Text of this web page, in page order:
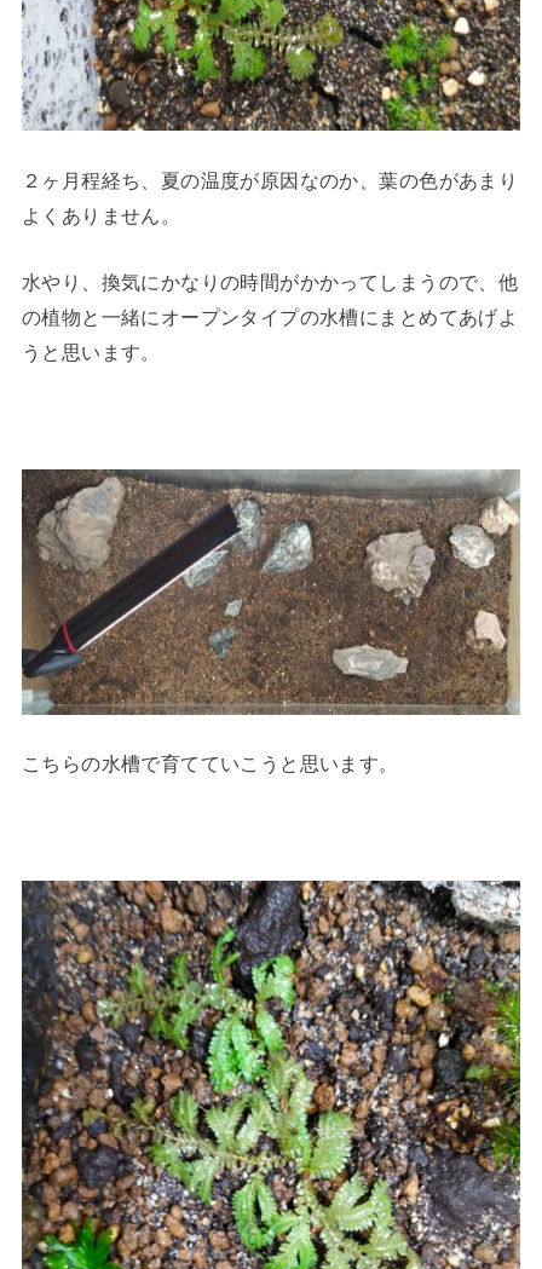
２ヶ月程経ち、夏の温度が原因なのか、葉の色があまり
よくありません。
水やり、換気にかなりの時間がかかってしまうので、他
の植物と一緒にオープンタイプの水槽にまとめてあげよ
うと思います。
こちらの水槽で育てていこうと思います。